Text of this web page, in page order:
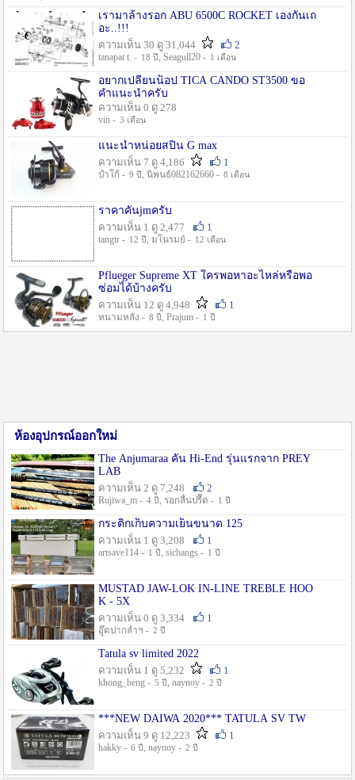
เรามาล้างรอก ABU 6500C ROCKET เองกันเถ
อะ..!!!
ความเห็น 30 ดู 31,044
2
tanapat t. - 18 ปี , Seagull20 - 1 เดือน
อยากเปลี่ยนน็อป TICA CANDO ST3500 ขอ
คำแนะนำครับ
ความเห็น 0 ดู 278
vin - 3 เดือน
แนะนำหน่อยสปิน G max
ความเห็น 7 ดู 4,186
1
ป๋าโก้ - 9 ปี , นิพนธ์082162660 - 8 เดือน
ราคาคันjmครับ
ความเห็น 1 ดู 2,477
1
tangtr - 12 ปี , มโนรมย์ - 12 เดือน
Pflueger Supreme XT ใครพอหาอะไหล่หรือพอ
ซ่อมได้บ้างครับ
ความเห็น 12 ดู 4,948
1
หนามหลัง - 8 ปี , Prajum - 1 ปี
ห้องอุปกรณ์ออกใหม่
The Anjumaraa คัน Hi-End รุ่นแรกจาก PREY
LAB
ความเห็น 2 ดู 7,248
2
Rujiwa_m - 4 ปี , รอกลื่นปรื๊ด - 1 ปี
กระติกเก็บความเย็นขนาด 125
ความเห็น 1 ดู 3,208
1
artsave114 - 1 ปี , sichangs - 1 ปี
MUSTAD JAW-LOK IN-LINE TREBLE HOO
K - 5X
ความเห็น 0 ดู 3,334
1
อู๊ดปากลำฯ - 2 ปี
Tatula sv limited 2022
ความเห็น 1 ดู 5,232
1
khong_beng - 5 ปี , naynoy - 2 ปี
***NEW DAIWA 2020*** TATULA SV TW
ความเห็น 9 ดู 12,223
1
hakky - 6 ปี , naynoy - 2 ปี